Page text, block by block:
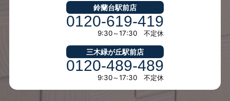
鈴蘭台駅前店
0120-619-419
9:30～17:30 不定休
三木緑が丘駅前店
0120-489-489
9:30～17:30 不定休